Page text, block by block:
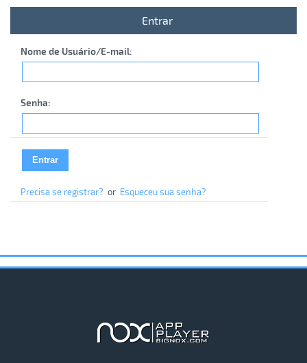
Entrar
Nome de Usuário/E-mail:
Senha:
Precisa se registrar? or Esqueceu sua senha?